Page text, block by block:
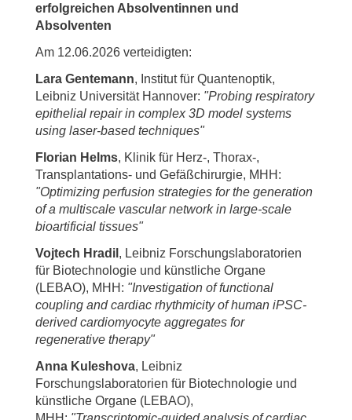
erfolgreichen Absolventinnen und
Absolventen
Am 12.06.2026 verteidigten:
Lara Gentemann, Institut für Quantenoptik,
Leibniz Universität Hannover: "Probing respiratory
epithelial repair in complex 3D model systems
using laser-based techniques"
Florian Helms, Klinik für Herz-, Thorax-,
Transplantations- und Gefäßchirurgie, MHH:
"Optimizing perfusion strategies for the generation
of a multiscale vascular network in large-scale
bioartificial tissues"
Vojtech Hradil , Leibniz Forschungslaboratorien
für Biotechnologie und künstliche Organe
(LEBAO), MHH: "Investigation of functional
coupling and cardiac rhythmicity of human iPSC-
derived cardiomyocyte aggregates for
regenerative therapy"
Anna Kuleshova, Leibniz
Forschungslaboratorien für Biotechnologie und
künstliche Organe (LEBAO),